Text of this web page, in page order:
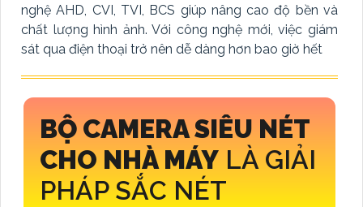
nghệ AHD, CVI, TVI, BCS giúp nâng cao độ bền và
chất lượng hình ảnh. Với công nghệ mới, việc giám
sát qua điện thoại trở nên dễ dàng hơn bao giờ hết
BỘ CAMERA SIÊU NÉT
CHO NHÀ MÁY LÀ GIẢI
PHÁP SẮC NÉT